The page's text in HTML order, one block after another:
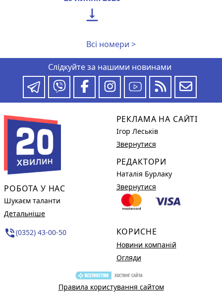

Всі номери >
Слідкуйте за нашими новинами
РОБОТА У НАС
Шукаєм таланти
Детальніше
phone_in_talk(0352) 43-00-50
РЕКЛАМА НА САЙТІ
Ігор Леськів
Звернутися
РЕДАКТОРИ
Наталія Бурлаку
Звернутися
КОРИСНЕ
Новини компаній
Огляди
Правила користування сайтом